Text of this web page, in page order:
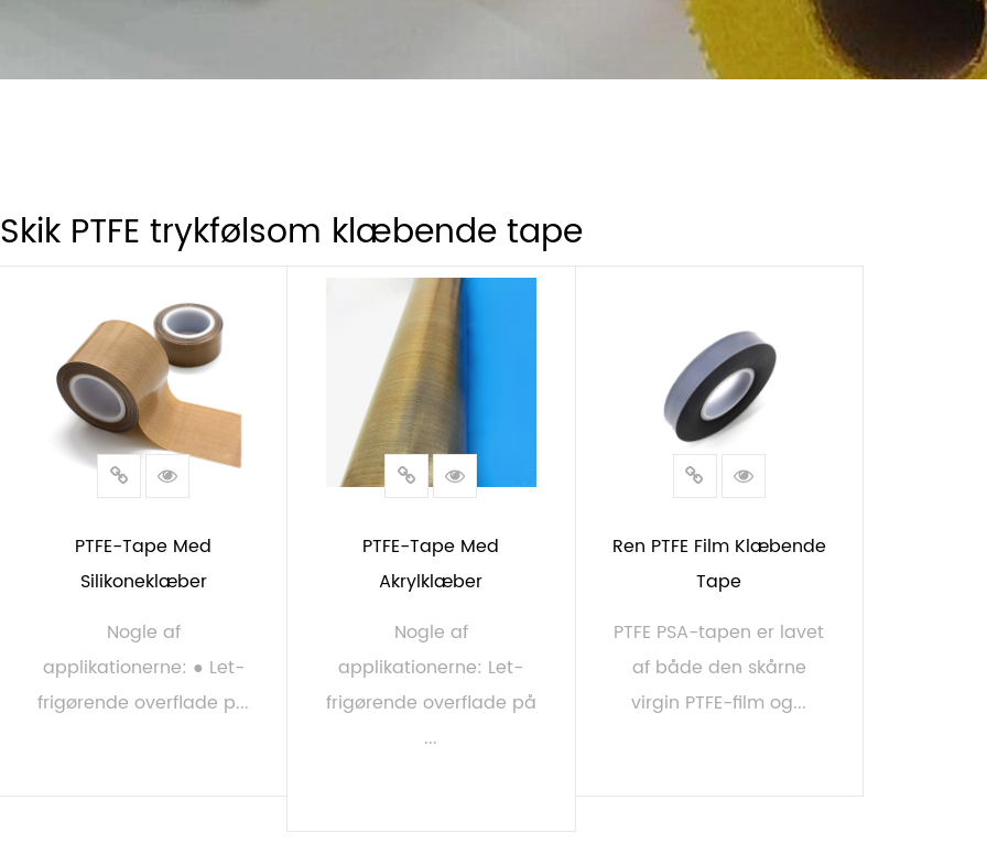
Skik PTFE trykfølsom klæbende tape
PTFE-Tape Med
Silikoneklæber
Nogle af
applikationerne: ● Let-
frigørende overflade p...
PTFE-Tape Med
Akrylklæber
Nogle af
applikationerne: Let-
frigørende overflade på
...
Ren PTFE Film Klæbende
Tape
PTFE PSA-tapen er lavet
af både den skårne
virgin PTFE-film og...